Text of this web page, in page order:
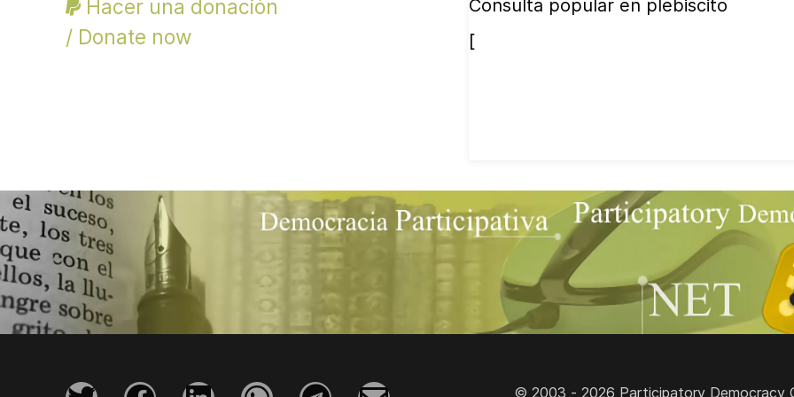
Hacer una donación
/ Donate now
Consulta popular en plebiscito
[
© 2003 - 2026 Participatory Democracy